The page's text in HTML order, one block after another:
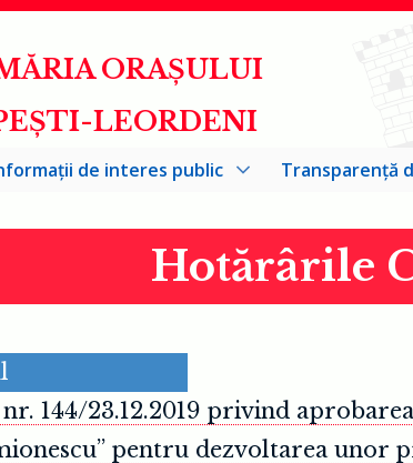
ORAȘULUI
LEORDENI
de interes public Transparență
Hotărârile
144/23.12.2019 privind
pentru dezvoltarea